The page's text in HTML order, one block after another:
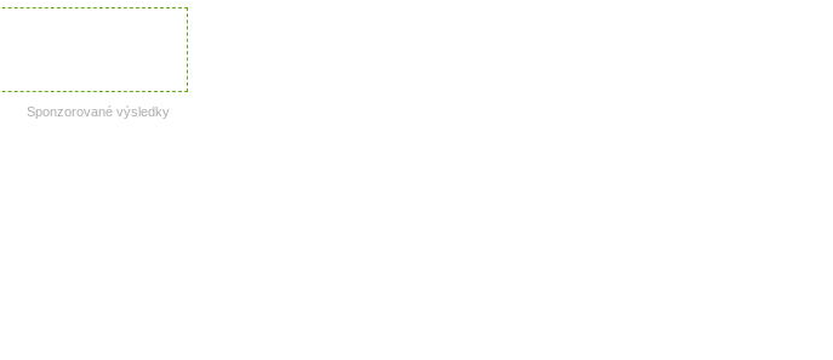
Sponzorované výsledky